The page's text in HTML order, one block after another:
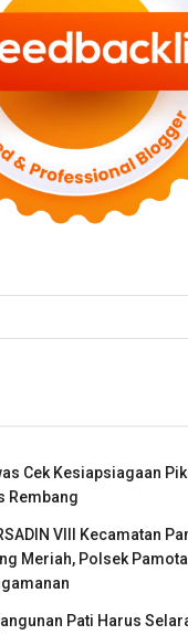
Cek Kesiapsiagaan
Rembang
VIII Kecamatan
Meriah, Polsek
Pati Harus